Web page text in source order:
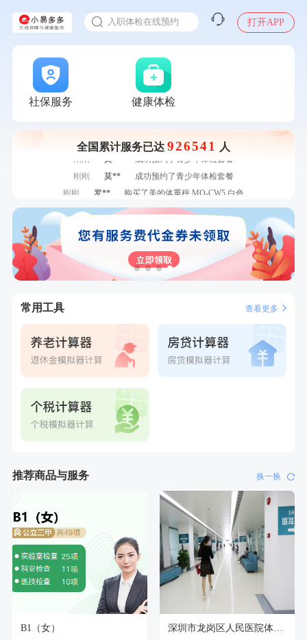
入职体检在线预约
打开APP
社保服务 健康体检
全国累计服务已达 926541 人
刚刚
莫**
成功预约了青少年体检套餐
刚刚
莫**
成功预约了青少年体检套餐
刚刚
罗**
购买了美的体重秤 MO-CW5 白色
刚刚
罗**
购买了美的体重秤 MO-CW5 白色
1分钟前
苗**
成功预约了男性婚前体检基础套餐
2分钟前
成功预约了女性VIP体检套餐
毛**
购买了联创雅斯奶锅DF-CP103M
4分钟前
6分钟前
叶**
成功预约了男性婚前体检基础套餐
6分钟前
购买了小熊电烤箱 DKX-F10M6
7分钟前
陆**
购买了固本堂阿胶糕传统口味400g
7分钟前
赵**
成功预约青春体检卡（女）
莫**
成功预约了青少年体检套餐
刚刚
莫** 成功预约了青少年体检套餐
常用工具 查看更多
推荐商品与服务 换一换
B1（女） 深圳市龙岗区人民医院体检中心